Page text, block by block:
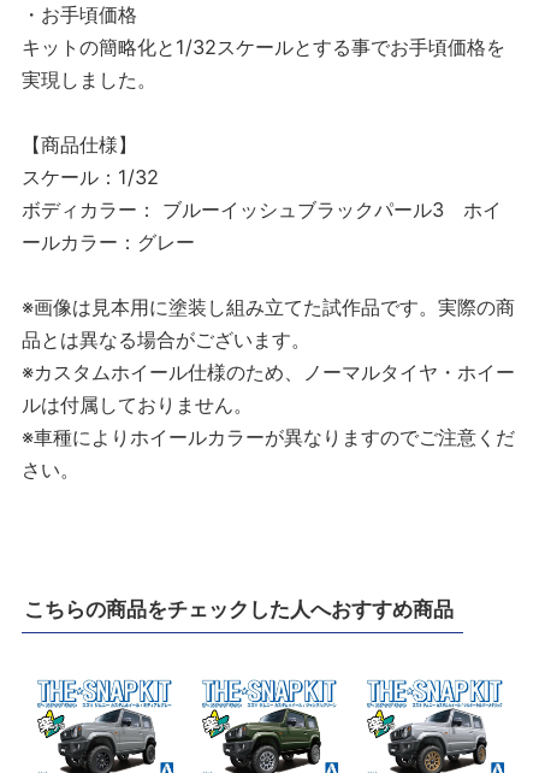
・お手頃価格
キットの簡略化と1/32スケールとする事でお手頃価格を
実現しました。
【商品仕様】
スケール：1/32
ボディカラー： ブルーイッシュブラックパール3 ホイ
ールカラー：グレー
※画像は見本用に塗装し組み立てた試作品です。実際の商
品とは異なる場合がございます。
※カスタムホイール仕様のため、ノーマルタイヤ・ホイー
ルは付属しておりません。
※車種によりホイールカラーが異なりますのでご注意くだ
さい。
こちらの商品をチェックした人へおすすめ商品